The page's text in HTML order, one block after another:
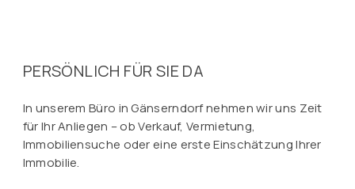
PERSÖNLICH FÜR SIE DA
In unserem Büro in Gänserndorf nehmen wir uns Zeit
für Ihr Anliegen – ob Verkauf, Vermietung,
Immobiliensuche oder eine erste Einschätzung Ihrer
Immobilie.